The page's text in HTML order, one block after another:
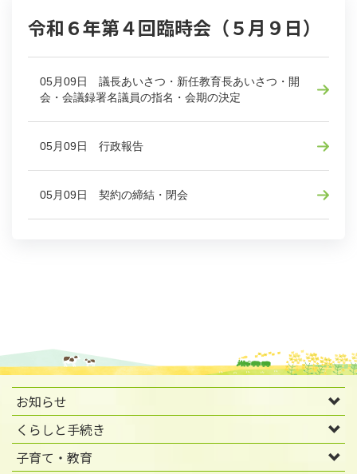
令和６年第４回臨時会（５月９日）
05月09日 議長あいさつ・新任教育長あいさつ・開
会・会議録署名議員の指名・会期の決定
05月09日 行政報告
05月09日 契約の締結・閉会
お知らせ
くらしと手続き
子育て・教育